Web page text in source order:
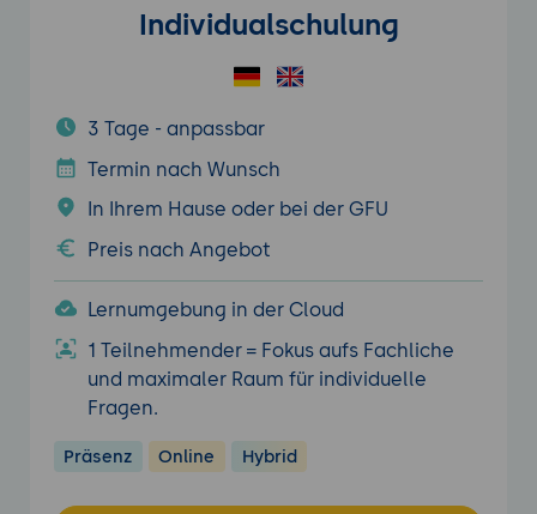
Individualschulung
3 Tage - anpassbar
Termin nach Wunsch
In Ihrem Hause oder bei der GFU
Preis nach Angebot
Lernumgebung in der Cloud
1 Teilnehmender = Fokus aufs Fachliche
und maximaler Raum für individuelle
Fragen.
Präsenz Online Hybrid